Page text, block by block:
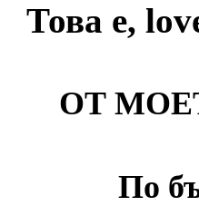
Това е,
ОТ
По